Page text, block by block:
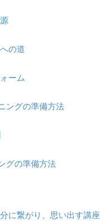
の道
ーム
ングの準備方法
グの準備方法
に繋がり、思い出す講座